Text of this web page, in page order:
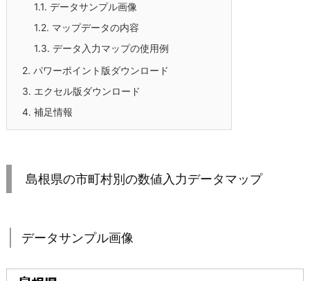
1.1. データサンプル画像
1.2. マップデータの内容
1.3. データ入力マップの使用例
2. パワーポイント版ダウンロード
3. エクセル版ダウンロード
4. 補足情報
島根県の市町村別の数値入力データマップ
データサンプル画像